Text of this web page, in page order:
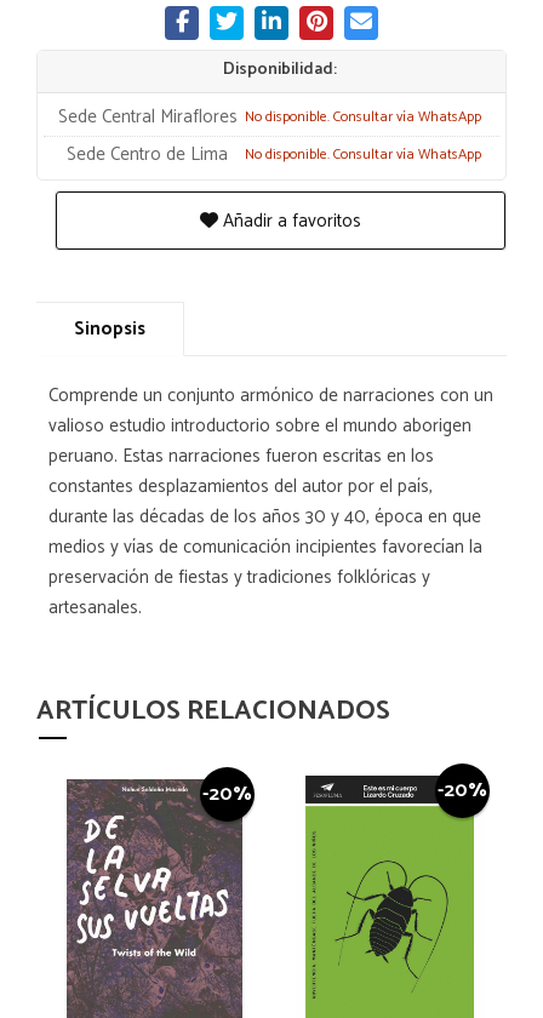
Disponibilidad:
Sede Central Miraflores No disponible. Consultar vía WhatsApp
Sede Centro de Lima No disponible. Consultar vía WhatsApp
Añadir a favoritos
Sinopsis
Comprende un conjunto armónico de narraciones con un
valioso estudio introductorio sobre el mundo aborigen
peruano. Estas narraciones fueron escritas en los
constantes desplazamientos del autor por el país,
durante las décadas de los años 30 y 40, época en que
medios y vías de comunicación incipientes favorecían la
preservación de fiestas y tradiciones folklóricas y
artesanales.
ARTÍCULOS RELACIONADOS
-20% -20%